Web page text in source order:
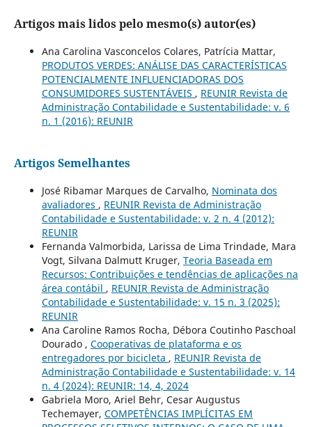
Artigos mais lidos pelo mesmo(s) autor(es)
Ana Carolina Vasconcelos Colares, Patrícia Mattar,
PRODUTOS VERDES: ANÁLISE DAS CARACTERÍSTICAS
POTENCIALMENTE INFLUENCIADORAS DOS
CONSUMIDORES SUSTENTÁVEIS , REUNIR Revista de
Administração Contabilidade e Sustentabilidade: v. 6
n. 1 (2016): REUNIR
Artigos Semelhantes
José Ribamar Marques de Carvalho, Nominata dos
avaliadores , REUNIR Revista de Administração
Contabilidade e Sustentabilidade: v. 2 n. 4 (2012):
REUNIR
Fernanda Valmorbida, Larissa de Lima Trindade, Mara
Vogt, Silvana Dalmutt Kruger, Teoria Baseada em
Recursos: Contribuições e tendências de aplicações na
área contábil , REUNIR Revista de Administração
Contabilidade e Sustentabilidade: v. 15 n. 3 (2025):
REUNIR
Ana Caroline Ramos Rocha, Débora Coutinho Paschoal
Dourado , Cooperativas de plataforma e os
entregadores por bicicleta , REUNIR Revista de
Administração Contabilidade e Sustentabilidade: v. 14
n. 4 (2024): REUNIR: 14, 4, 2024
Gabriela Moro, Ariel Behr, Cesar Augustus
Techemayer, COMPETÊNCIAS IMPLÍCITAS EM